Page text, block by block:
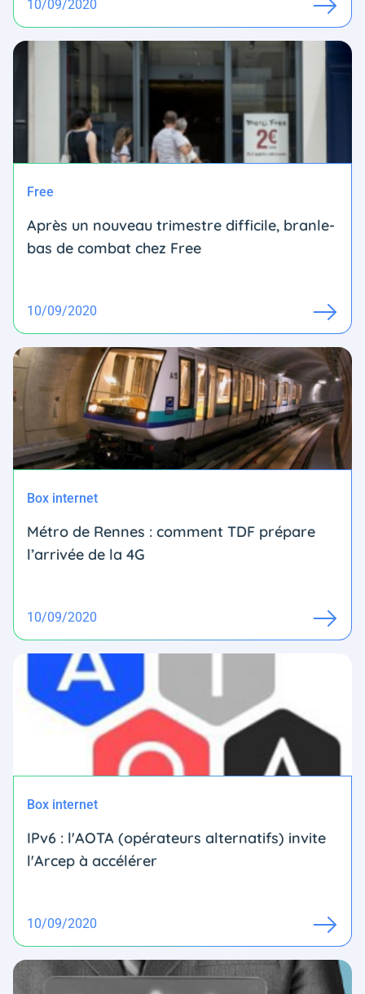
10/09/2020
Free
Après un nouveau trimestre difficile, branle-
bas de combat chez Free
10/09/2020
Box internet
Métro de Rennes : comment TDF prépare
l’arrivée de la 4G
10/09/2020
Box internet
IPv6 : l'AOTA (opérateurs alternatifs) invite
l'Arcep à accélérer
10/09/2020